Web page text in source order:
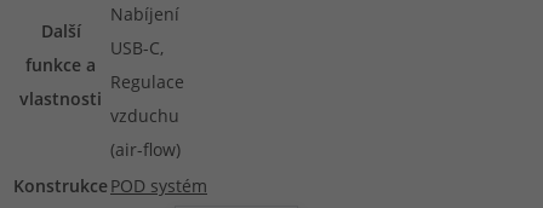
Další
funkce a
vlastnosti
Nabíjení
USB-C,
Regulace
vzduchu
(air-flow)
KonstrukcePOD systém